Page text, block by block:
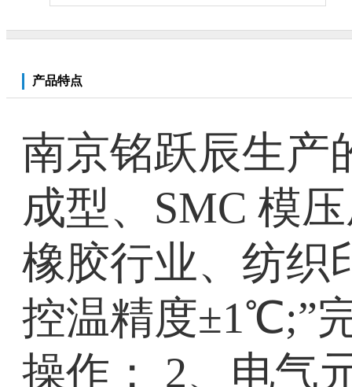
产品特点
南京铭跃辰生产
成型、SMC 模
橡胶行业、纺织
控温精度±1℃;”
操作； 2、电气